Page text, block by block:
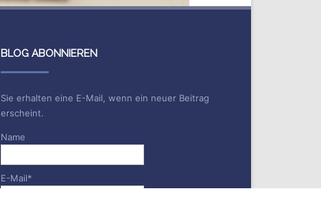
BLOG ABONNIEREN
Sie erhalten eine E-Mail, wenn ein neuer Beitrag
erscheint.
Name
E-Mail*